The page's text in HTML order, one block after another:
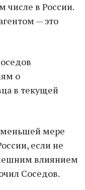
числе в России.
— это
о
в текущей
меньшей мере
если не
влиянием
Соседов.